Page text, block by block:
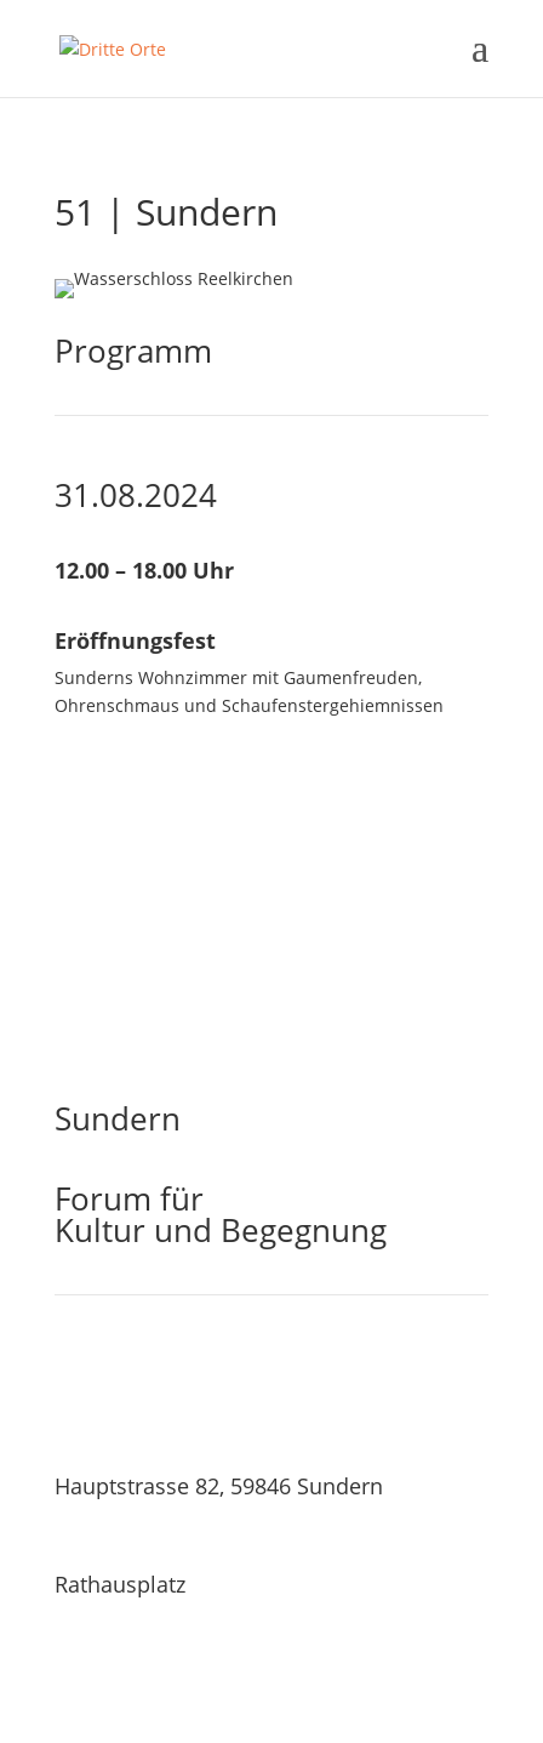
51 | Sundern
Programm
31.08.2024
12.00 – 18.00 Uhr
Eröffnungsfest
Sunderns Wohnzimmer mit Gaumenfreuden,
Ohrenschmaus und Schaufenstergehiemnissen
Sundern
Forum für
Kultur und Begegnung
Hauptstrasse 82, 59846 Sundern
Rathausplatz